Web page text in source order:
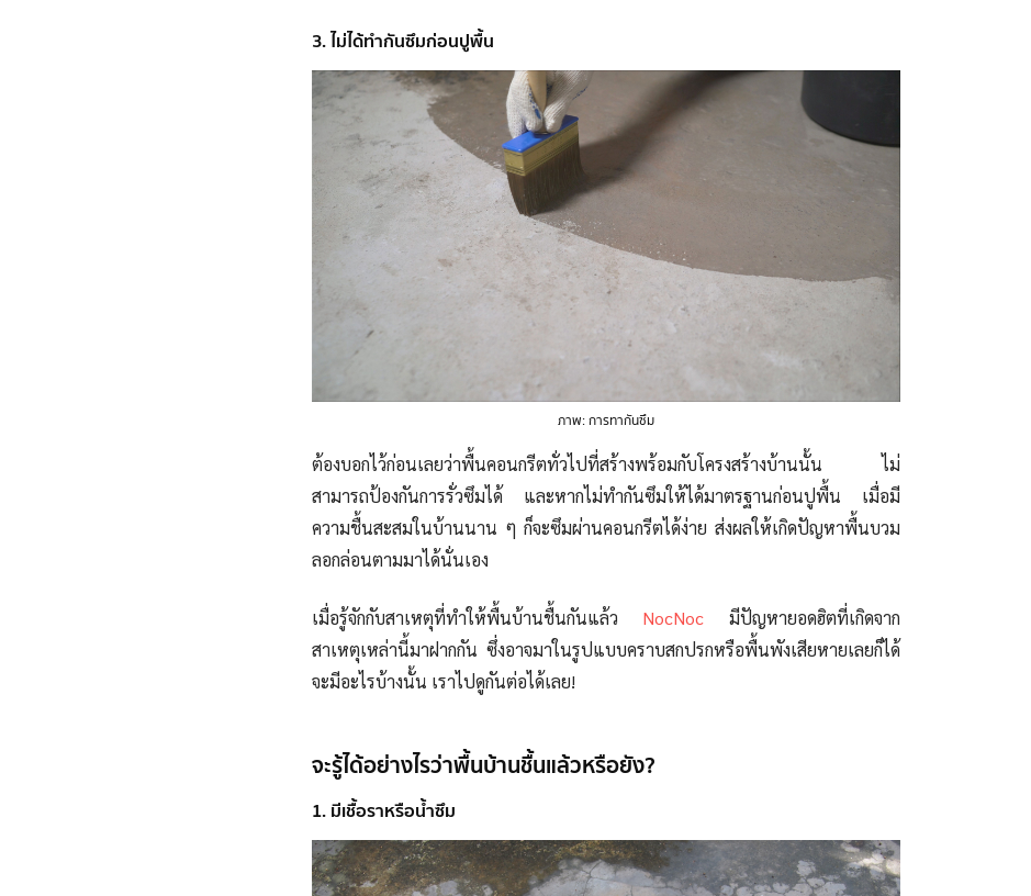
3. ไม่ได้ทำกันซึมก่อนปูพื้น
ภาพ: การทากันซึม
ต้องบอกไว้ก่อนเลยว่าพื้นคอนกรีตทั่วไปที่สร้างพร้อมกับโครงสร้างบ้านนั้น ไม่
สามารถป้องกันการรั่วซึมได้ และหากไม่ทำกันซึมให้ได้มาตรฐานก่อนปูพื้น เมื่อมี
ความชื้นสะสมในบ้านนาน ๆ ก็จะซึมผ่านคอนกรีตได้ง่าย ส่งผลให้เกิดปัญหาพื้นบวม
ลอกล่อนตามมาได้นั่นเอง
เมื่อรู้จักกับสาเหตุที่ทำให้พื้นบ้านชื้นกันแล้ว NocNoc มีปัญหายอดฮิตที่เกิดจาก
สาเหตุเหล่านี้มาฝากกัน ซึ่งอาจมาในรูปแบบคราบสกปรกหรือพื้นพังเสียหายเลยก็ได้
จะมีอะไรบ้างนั้น เราไปดูกันต่อได้เลย!
จะรู้ได้อย่างไรว่าพื้นบ้านชื้นแล้วหรือยัง?
1. มีเชื้อราหรือน้ำซึม